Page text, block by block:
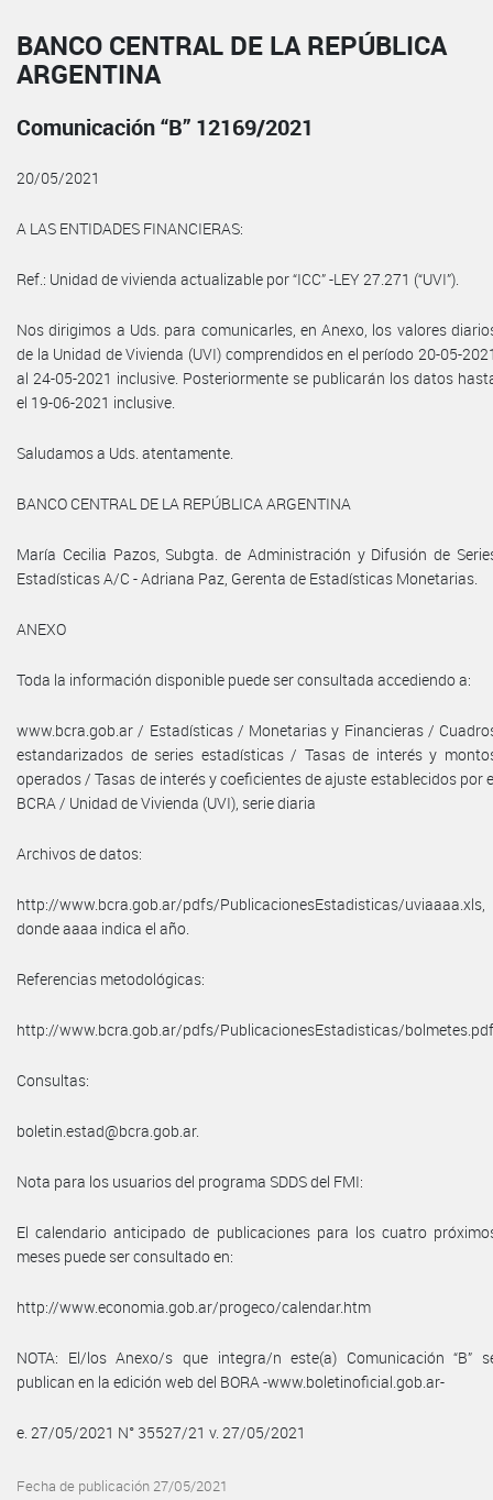
BANCO CENTRAL DE LA REPÚBLICA
ARGENTINA
Comunicación “B” 12169/2021
20/05/2021
A LAS ENTIDADES FINANCIERAS:
Ref.: Unidad de vivienda actualizable por “ICC” -LEY 27.271 (“UVI”).
Nos dirigimos a Uds. para comunicarles, en Anexo, los valores
de la Unidad de Vivienda (UVI) comprendidos en el período 20-05-
al 24-05-2021 inclusive. Posteriormente se publicarán los datos
el 19-06-2021 inclusive.
Saludamos a Uds. atentamente.
BANCO CENTRAL DE LA REPÚBLICA ARGENTINA
María Cecilia Pazos, Subgta. de Administración y Difusión de
Estadísticas A/C - Adriana Paz, Gerenta de Estadísticas Monetarias.
ANEXO
Toda la información disponible puede ser consultada accediendo a:
www.bcra.gob.ar / Estadísticas / Monetarias y Financieras /
estandarizados de series estadísticas / Tasas de interés y
operados / Tasas de interés y coeficientes de ajuste establecidos por
BCRA / Unidad de Vivienda (UVI), serie diaria
Archivos de datos:
http://www.bcra.gob.ar/pdfs/PublicacionesEstadisticas/uviaaaa.xls,
donde aaaa indica el año.
Referencias metodológicas:
http://www.bcra.gob.ar/pdfs/PublicacionesEstadisticas/
Consultas:
boletin.estad@bcra.gob.ar.
Nota para los usuarios del programa SDDS del FMI:
El calendario anticipado de publicaciones para los cuatro
meses puede ser consultado en:
http://www.economia.gob.ar/progeco/calendar.htm
NOTA: El/los Anexo/s que integra/n este(a) Comunicación “B”
publican en la edición web del BORA -www.boletinoficial.gob.ar-
e. 27/05/2021 N° 35527/21 v. 27/05/2021
Fecha de publicación 27/05/2021